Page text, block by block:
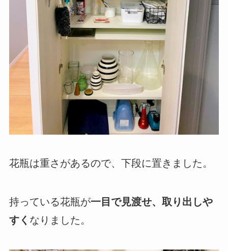
花瓶は重さがあるので、下段に置きました。
持っている花瓶が一目で見渡せ、取り出しや
すく なりました。